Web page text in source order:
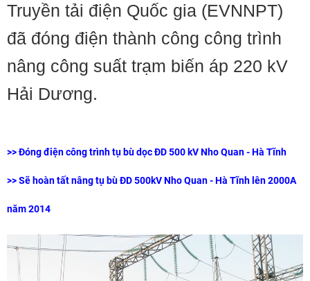
Truyền tải điện Quốc gia (EVNNPT)
đã đóng điện thành công công trình
nâng công suất trạm biến áp 220 kV
Hải Dương.
>>Đóng điện công trình tụ bù dọc ĐD 500 kV Nho Quan - Hà Tĩnh
>>Sẽ hoàn tất nâng tụ bù ĐD 500kV Nho Quan - Hà Tĩnh lên 2000A
năm 2014